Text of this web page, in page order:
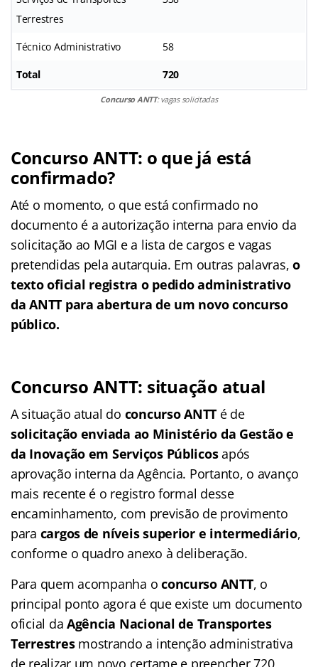
Terrestres
Técnico Administrativo 58
Total 720
Concurso ANTT: vagas solicitadas
Concurso ANTT: o que já está
confirmado?
Até o momento, o que está confirmado no
documento é a autorização interna para envio da
solicitação ao MGI e a lista de cargos e vagas
pretendidas pela autarquia. Em outras palavras,o
texto oficial registra o pedido administrativo
da ANTT para abertura de um novo concurso
público.
Concurso ANTT: situação atual
A situação atual do concurso ANTT é de
solicitação enviada ao Ministério da Gestão e
da Inovação em Serviços Públicosapós
aprovação interna da Agência. Portanto, o avanço
mais recente é o registro formal desse
encaminhamento, com previsão de provimento
para cargos de níveis superior e intermediário,
conforme o quadro anexo à deliberação.
Para quem acompanha oconcurso ANTT, o
principal ponto agora é que existe um documento
oficial daAgência Nacional de Transportes
Terrestresmostrando a intenção administrativa
de realizar um novo certame e preencher 720